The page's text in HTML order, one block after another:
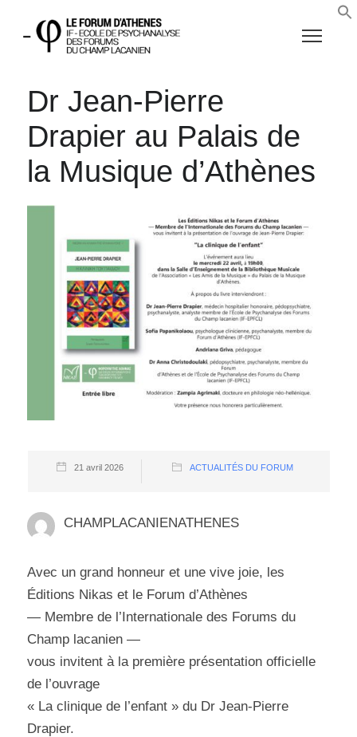
Dr Jean-Pierre
Drapier au Palais de
la Musique d’Athènes
21 avril 2026 ACTUALITÉS DU FORUM
CHAMPLACANIENATHENES
Avec un grand honneur et une vive joie, les
Éditions Nikas et le Forum d’Athènes
— Membre de l’Internationale des Forums du
Champ lacanien —
vous invitent à la première présentation officielle
de l’ouvrage
« La clinique de l’enfant » du Dr Jean-Pierre
Drapier.